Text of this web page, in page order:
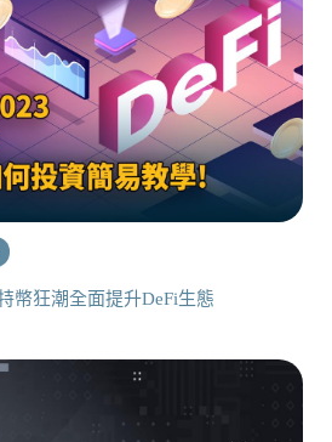
幣狂潮全面提升DeFi生態